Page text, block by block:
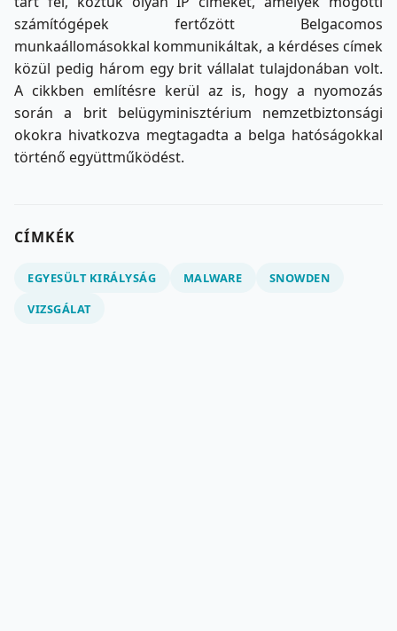
számítógépek fertőzött Belgacomos
munkaállomásokkal kommunikáltak, a kérdéses címek
közül pedig három egy brit vállalat tulajdonában volt.
A cikkben említésre kerül az is, hogy a nyomozás
során a brit belügyminisztérium nemzetbiztonsági
okokra hivatkozva megtagadta a belga hatóságokkal
történő együttműködést.
CÍMKÉK
EGYESÜLT KIRÁLYSÁG MALWARE
SNOWDEN
VIZSGÁLAT